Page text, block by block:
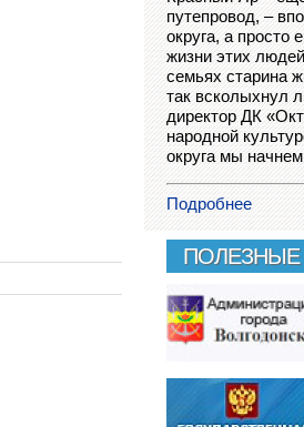
путепровод, –
округа, а просто
жизни этих
семьях старина
так всколыхнул
директор ДК
народной
округа мы
Подробнее